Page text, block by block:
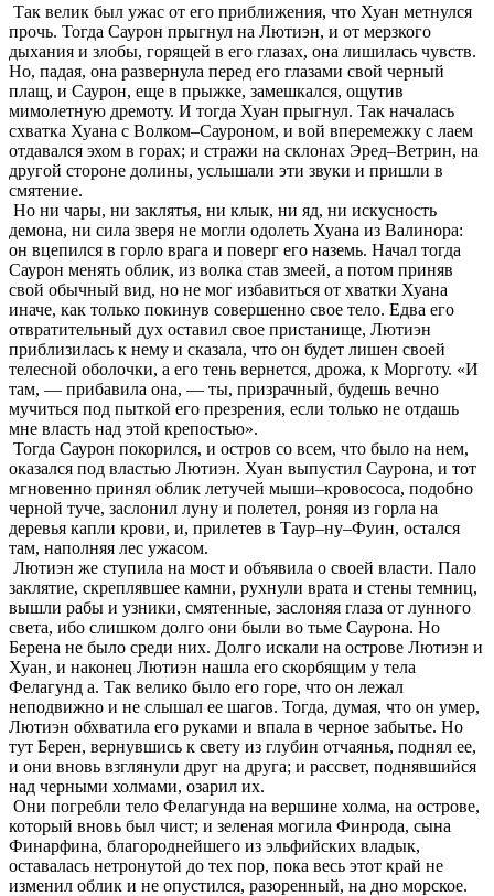
Так велик был ужас от его приближения, что Хуан метнулся
прочь. Тогда Саурон прыгнул на Лютиэн, и от мерзкого
дыхания и злобы, горящей в его глазах, она лишилась чувств.
Но, падая, она развернула перед его глазами свой черный
плащ, и Саурон, еще в прыжке, замешкался, ощутив
мимолетную дремоту. И тогда Хуан прыгнул. Так началась
схватка Хуана с Волком–Сауроном, и вой вперемежку с лаем
отдавался эхом в горах; и стражи на склонах Эред–Ветрин, на
другой стороне долины, услышали эти звуки и пришли в
смятение.
Но ни чары, ни заклятья, ни клык, ни яд, ни искусность
демона, ни сила зверя не могли одолеть Хуана из Валинора:
он вцепился в горло врага и поверг его наземь. Начал тогда
Саурон менять облик, из волка став змеей, а потом приняв
свой обычный вид, но не мог избавиться от хватки Хуана
иначе, как только покинув совершенно свое тело. Едва его
отвратительный дух оставил свое пристанище, Лютиэн
приблизилась к нему и сказала, что он будет лишен своей
телесной оболочки, а его тень вернется, дрожа, к Морготу. «И
там, — прибавила она, — ты, призрачный, будешь вечно
мучиться под пыткой его презрения, если только не отдашь
мне власть над этой крепостью».
Тогда Саурон покорился, и остров со всем, что было на нем,
оказался под властью Лютиэн. Хуан выпустил Саурона, и тот
мгновенно принял облик летучей мыши–кровососа, подобно
черной туче, заслонил луну и полетел, роняя из горла на
деревья капли крови, и, прилетев в Таур–ну–Фуин, остался
там, наполняя лес ужасом.
Лютиэн же ступила на мост и объявила о своей власти. Пало
заклятие, скреплявшее камни, рухнули врата и стены темниц,
вышли рабы и узники, смятенные, заслоняя глаза от лунного
света, ибо слишком долго они были во тьме Саурона. Но
Берена не было среди них. Долго искали на острове Лютиэн и
Хуан, и наконец Лютиэн нашла его скорбящим у тела
Фелагунд а. Так велико было его горе, что он лежал
неподвижно и не слышал ее шагов. Тогда, думая, что он умер,
Лютиэн обхватила его руками и впала в черное забытье. Но
тут Берен, вернувшись к свету из глубин отчаянья, поднял ее,
и они вновь взглянули друг на друга; и рассвет, поднявшийся
над черными холмами, озарил их.
Они погребли тело Фелагунда на вершине холма, на острове,
который вновь был чист; и зеленая могила Финрода, сына
Финарфина, благороднейшего из эльфийских владык,
оставалась нетронутой до тех пор, пока весь этот край не
изменил облик и не опустился, разоренный, на дно морское.